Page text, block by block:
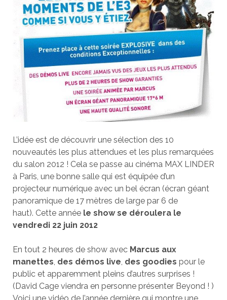
L’idée est de découvrir une sélection des 10
nouveautés les plus attendues et les plus remarquées
du salon 2012 ! Cela se passe au cinéma MAX LINDER
à Paris, une bonne salle qui est équipée d’un
projecteur numérique avec un bel écran (écran géant
panoramique de 17 mètres de large par 6 de
haut). Cette année le show se déroulera le
vendredi 22 juin 2012
En tout 2 heures de show avec Marcus aux
manettes, des démos live, des goodies pour le
public et apparemment pleins d’autres surprises !
(David Cage viendra en personne présenter Beyond ! )